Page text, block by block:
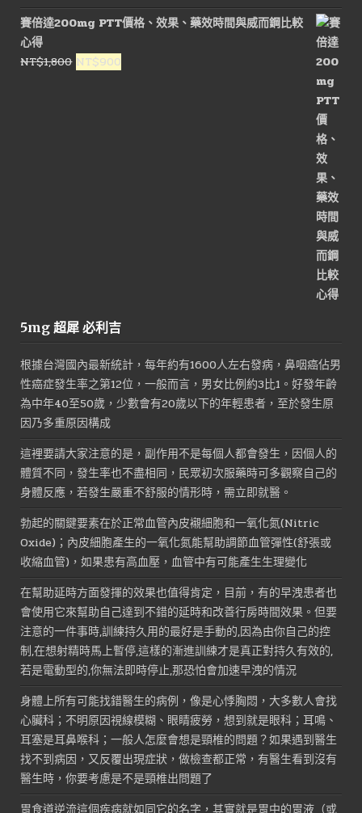
價
格：
NT$1,600。
價
格：
NT$800。
賽倍達200mg PTT價格、效果、藥效時間與威而鋼比較
心得
NT$1,800 原
NT$900
5mg 超犀 必利吉
根據台灣國內最新統計，每年約有1600人左右發病，鼻咽癌佔男
性癌症發生率之第12位，一般而言，男女比例約3比1。好發年齡
為中年40至50歲，少數會有20歲以下的年輕患者，至於發生原
因乃多重原因構成
這裡要請大家注意的是，副作用不是每個人都會發生，因個人的
體質不同，發生率也不盡相同，民眾初次服藥時可多觀察自己的
身體反應，若發生嚴重不舒服的情形時，需立即就醫。
勃起的關鍵要素在於正常血管內皮襯細胞和一氧化氮(Nitric
Oxide)；內皮細胞產生的一氧化氮能幫助調節血管彈性(舒張或
收縮血管)，如果患有高血壓，血管中有可能產生生理變化
在幫助延時方面發揮的效果也值得肯定，目前，有的早洩患者也
會使用它來幫助自己達到不錯的延時和改善行房時間效果。但要
注意的一件事時,訓練持久用的最好是手動的,因為由你自己的控
制,在想射精時馬上暫停,這樣的漸進訓練才是真正對持久有效的,
若是電動型的,你無法即時停止,那恐怕會加速早洩的情況
身體上所有可能找錯醫生的病例，像是心悸胸悶，大多數人會找
心臟科；不明原因視線模糊、眼睛疲勞，想到就是眼科；耳鳴、
耳塞是耳鼻喉科；一般人怎麼會想是頸椎的問題？如果遇到醫生
找不到病因，又反覆出現症狀，做檢查都正常，有醫生看到沒有
醫生時，你要考慮是不是頸椎出問題了
胃食道逆流這個疾病就如同它的名字，其實就是胃中的胃液（或